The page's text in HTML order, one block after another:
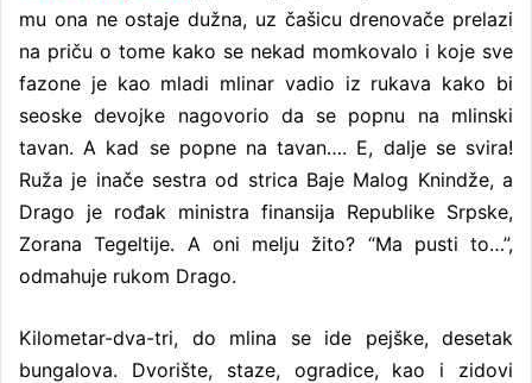
mu ona ne ostaje dužna, uz čašicu drenovače prelazi
na priču o tome kako se nekad momkovalo i koje sve
fazone je kao mladi mlinar vadio iz rukava kako bi
seoske devojke nagovorio da se popnu na mlinski
tavan. A kad se popne na tavan…. E, dalje se svira!
Ruža je inače sestra od strica Baje Malog Knindže, a
Drago je rođak ministra finansija Republike Srpske,
Zorana Tegeltije. A oni melju žito? “Ma pusti to…”,
odmahuje rukom Drago.
Kilometar-dva-tri, do mlina se ide pejške, desetak
bungalova. Dvorište, staze, ogradice, kao i zidovi